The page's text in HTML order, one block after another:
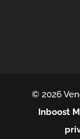
© 2026
Inboost